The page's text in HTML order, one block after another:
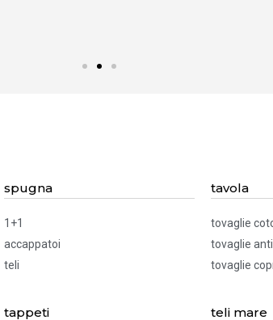
spugna
1+1
accappatoi
teli
tappeti
tavola
tovaglie
tovaglie
tovaglie
teli mare